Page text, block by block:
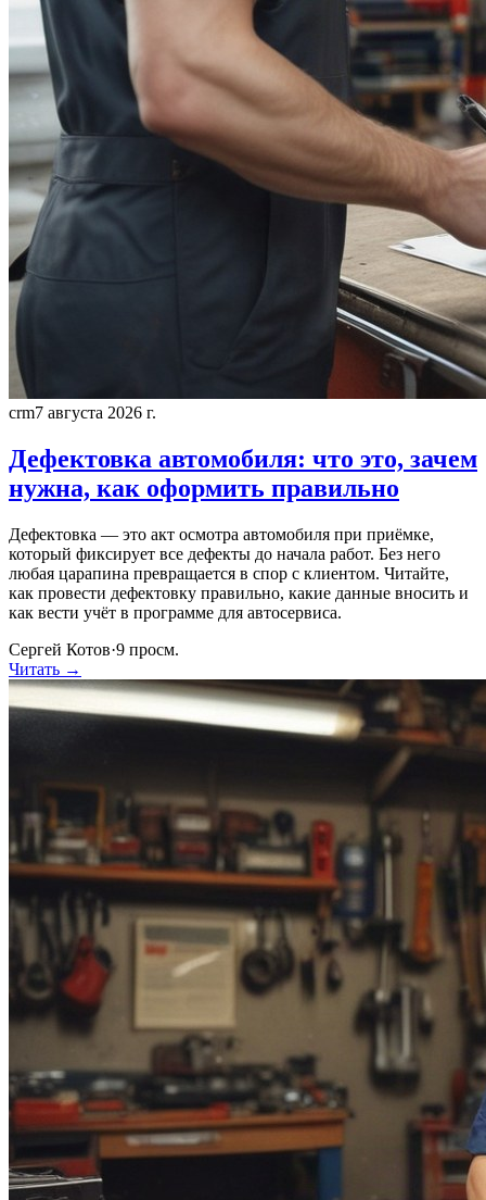
crm7 августа 2026 г.
Дефектовка автомобиля: что это, зачем
нужна, как оформить правильно
Дефектовка — это акт осмотра автомобиля при приёмке,
который фиксирует все дефекты до начала работ. Без него
любая царапина превращается в спор с клиентом. Читайте,
как провести дефектовку правильно, какие данные вносить и
как вести учёт в программе для автосервиса.
Сергей Котов·9 просм.
Читать →